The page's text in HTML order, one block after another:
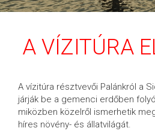
A VÍZITÚRA
A vízitúra résztvevői Palánkról a
járják be a gemenci erdőben
miközben közelről ismerhetik
híres növény- és állatvilágát.